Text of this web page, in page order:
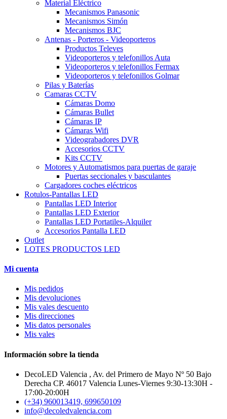
Material Eléctrico
Mecanismos Panasonic
Mecanismos Simón
Mecanismos BJC
Antenas - Porteros - Videoporteros
Productos Televes
Videoporteros y telefonillos Auta
Videoporteros y telefonillos Fermax
Videoporteros y telefonillos Golmar
Pilas y Baterías
Camaras CCTV
Cámaras Domo
Cámaras Bullet
Cámaras IP
Cámaras Wifi
Videograbadores DVR
Accesorios CCTV
Kits CCTV
Motores y Automatismos para puertas de garaje
Puertas seccionales y basculantes
Cargadores coches eléctricos
Rotulos-Pantallas LED
Pantallas LED Interior
Pantallas LED Exterior
Pantallas LED Portatiles-Alquiler
Accesorios Pantalla LED
Outlet
LOTES PRODUCTOS LED
Mi cuenta
Mis pedidos
Mis devoluciones
Mis vales descuento
Mis direcciones
Mis datos personales
Mis vales
Información sobre la tienda
DecoLED Valencia , Av. del Primero de Mayo Nº 50 Bajo
Derecha CP. 46017 Valencia Lunes-Viernes 9:30-13:30H -
17:00-20:00H
(+34) 960013419, 699650109
info@decoledvalencia.com